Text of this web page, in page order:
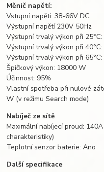
Měnič napětí:
Vstupní napětí: 38-66V DC
Výstupní napětí 230V 50Hz
Výstupní trvalý výkon při
Výstupní trvalý výkon při
Výstupní trvalý výkon při
Špičkový výkon: 18000 W
Účinnost: 95%
Vlastní spotřeba při nulové
W (v režimu Search mode)
Nabíječ ze sítě
Maximální nabíjecí proud:
charakteristiky)
Teplotní senzor baterie: Ano
Další specifikace